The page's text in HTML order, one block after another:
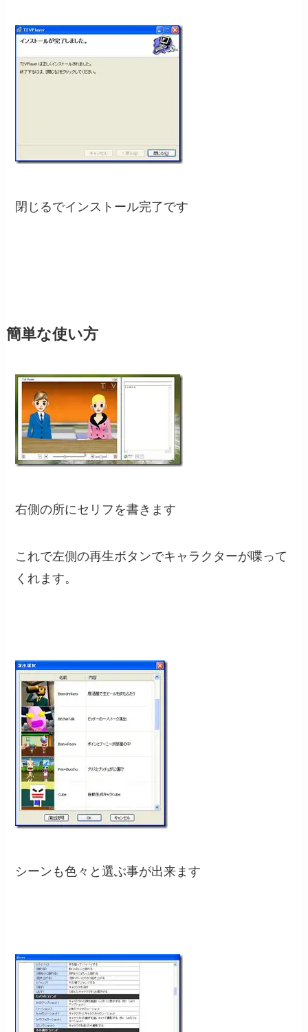
閉じるでインストール完了です
簡単な使い方
右側の所にセリフを書きます
これで左側の再生ボタンでキャラクターが喋って
くれます。
シーンも色々と選ぶ事が出来ます